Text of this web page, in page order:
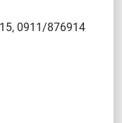
0911/876914